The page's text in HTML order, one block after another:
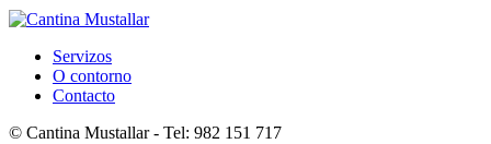
Servizos
O contorno
Contacto
© Cantina Mustallar - Tel: 982 151 717